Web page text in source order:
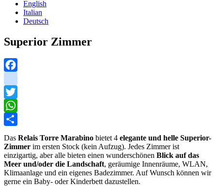
English
Italian
Deutsch
Superior Zimmer
instagram
Twitter
WhatsApp
Das Relais Torre Marabino bietet 4 elegante und helle Superior-
Zimmer im ersten Stock (kein Aufzug). Jedes Zimmer ist
einzigartig, aber alle bieten einen wunderschönen Blick auf das
Meer und/oder die Landschaft, geräumige Innenräume, WLAN,
Klimaanlage und ein eigenes Badezimmer. Auf Wunsch können wir
gerne ein Baby- oder Kinderbett dazustellen.